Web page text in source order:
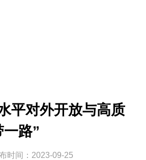
平对外开放与高质
路”
时间： 2023-09-25